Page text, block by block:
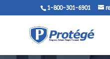
1-800-301-6901